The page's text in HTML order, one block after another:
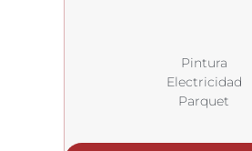
Pintura
Electricidad
Parquet